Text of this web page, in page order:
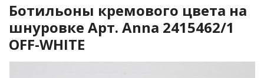
Ботильоны кремового цвета на
шнуровке Арт. Anna 2415462/1
OFF-WHITE